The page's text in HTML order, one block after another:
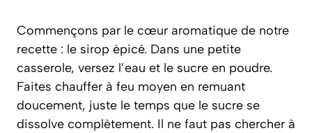
Commençons par le cœur aromatique de notre
recette : le sirop épicé. Dans une petite
casserole, versez l’eau et le sucre en poudre.
Faites chauffer à feu moyen en remuant
doucement, juste le temps que le sucre se
dissolve complètement. Il ne faut pas chercher à